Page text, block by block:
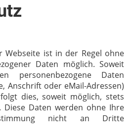
Webseite ist in der Regel ohne
Daten möglich. Soweit
personenbezogene Daten
Anschrift oder eMail-Adressen)
dies, soweit möglich, stets
Diese Daten werden ohne Ihre
nicht an Dritte